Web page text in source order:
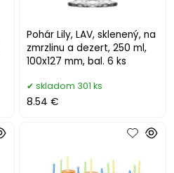
Pohár Lily, LAV, sklenený, na
zmrzlinu a dezert, 250 ml,
100x127 mm, bal. 6 ks
skladom 301 ks
8.54 €